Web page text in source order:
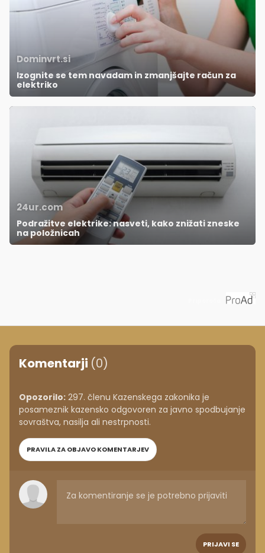
Dominvrt.si
Izognite se tem navadam in zmanjšajte račun za
elektriko
24ur.com
Podražitve elektrike: nasveti, kako znižati zneske
na položnicah
Komentarji (0)
Opozorilo: 297. členu Kazenskega zakonika je
posameznik kazensko odgovoren za javno spodbujanje
sovraštva, nasilja ali nestrpnosti.
PRAVILA ZA OBJAVO KOMENTARJEV
PRIJAVI SE